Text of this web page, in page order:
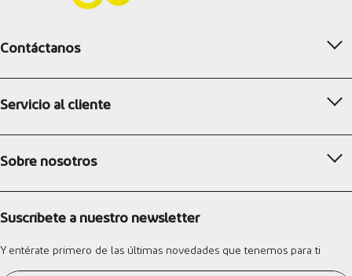
Contáctanos
Servicio al cliente
Sobre nosotros
Suscríbete a nuestro newsletter
Y entérate primero de las últimas novedades que tenemos para ti